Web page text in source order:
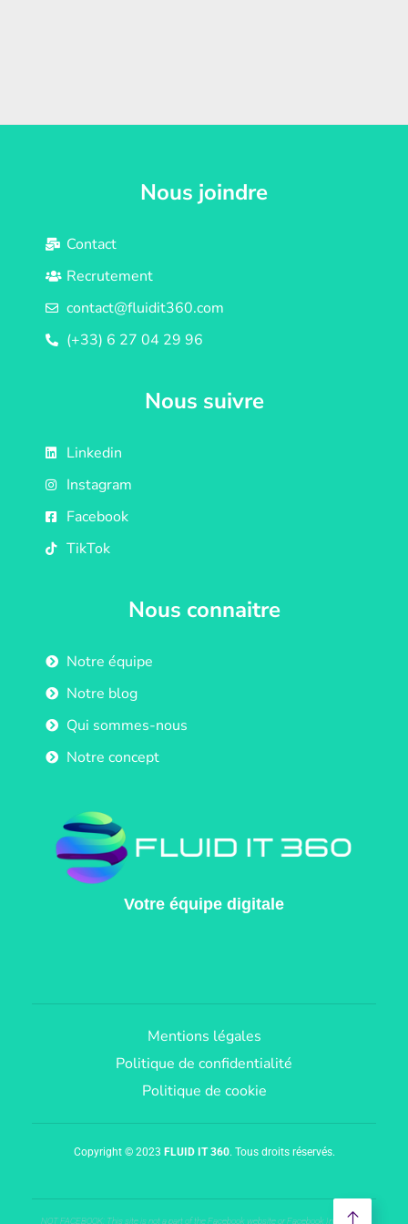
Nous joindre
Contact
Recrutement
contact@fluidit360.com
(+33) 6 27 04 29 96
Nous suivre
Linkedin
Instagram
Facebook
TikTok
Nous connaitre
Notre équipe
Notre blog
Qui sommes-nous
Notre concept
Votre équipe digitale
Mentions légales
Politique de confidentialité
Politique de cookie
Copyright © 2023 FLUID IT 360. Tous droits réservés.
NOT FACEBOOK: This site is not a part of the Facebook website or Facebook Inc.